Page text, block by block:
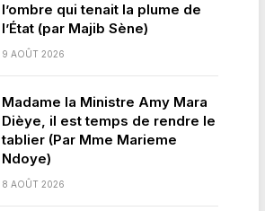
l’ombre qui tenait la plume de
l’État (par Majib Sène)
9 AOÛT 2026
Madame la Ministre Amy Mara
Dièye, il est temps de rendre le
tablier (Par Mme Marieme
Ndoye)
8 AOÛT 2026